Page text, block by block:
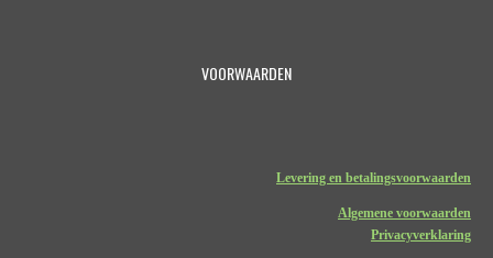
VOORWAARDEN
Levering en betalingsvoorwaarden
Algemene voorwaarden
Privacyverklaring